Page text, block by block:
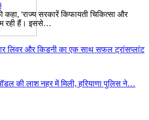
कहा, 'राज्य सरकारें किफायती चिकित्सा और
रही हैं। इससे…
लिवर और किडनी का एक साथ सफल ट्रांसप्लांट
की लाश नहर में मिली, हरियाणा पुलिस ने…